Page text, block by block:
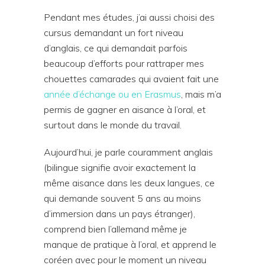
Pendant mes études, j’ai aussi choisi des
cursus demandant un fort niveau
d’anglais, ce qui demandait parfois
beaucoup d’efforts pour rattraper mes
chouettes camarades qui avaient fait une
année d’échange ou en Erasmus, mais m’a
permis de gagner en aisance à l’oral, et
surtout dans le monde du travail.
Aujourd’hui, je parle couramment anglais
(bilingue signifie avoir exactement la
même aisance dans les deux langues, ce
qui demande souvent 5 ans au moins
d’immersion dans un pays étranger),
comprend bien l’allemand même je
manque de pratique à l’oral, et apprend le
coréen avec pour le moment un niveau